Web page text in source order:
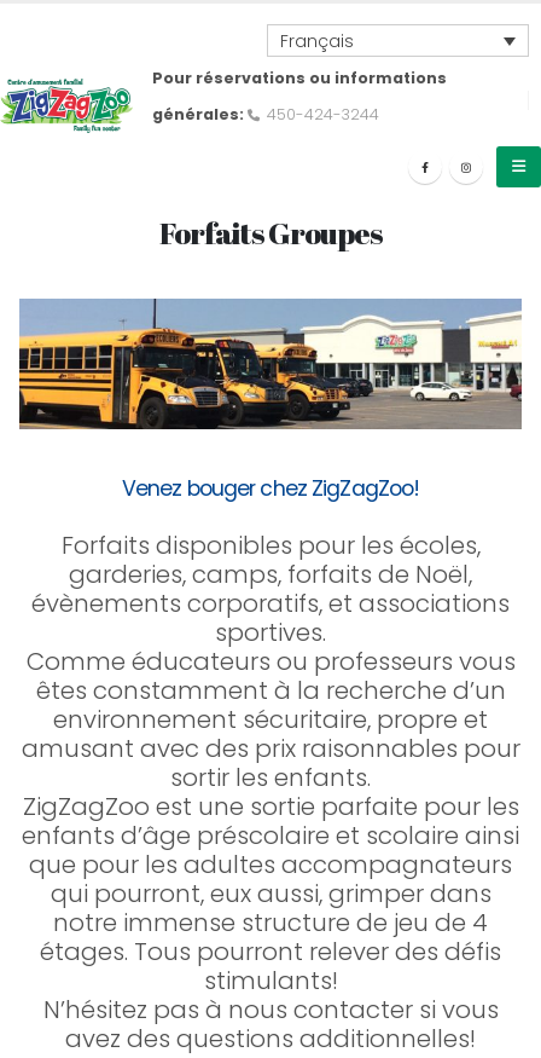
Français
Pour réservations ou informations
générales:
450-424-3244
Forfaits Groupes
Venez bouger chez ZigZagZoo!
Forfaits disponibles pour les écoles,
garderies, camps, forfaits de Noël,
évènements corporatifs, et associations
sportives.
Comme éducateurs ou professeurs vous
êtes constamment à la recherche d’un
environnement sécuritaire, propre et
amusant avec des prix raisonnables pour
sortir les enfants.
ZigZagZoo est une sortie parfaite pour les
enfants d’âge préscolaire et scolaire ainsi
que pour les adultes accompagnateurs
qui pourront, eux aussi, grimper dans
notre immense structure de jeu de 4
étages. Tous pourront relever des défis
stimulants!
N’hésitez pas à nous contacter si vous
avez des questions additionnelles!